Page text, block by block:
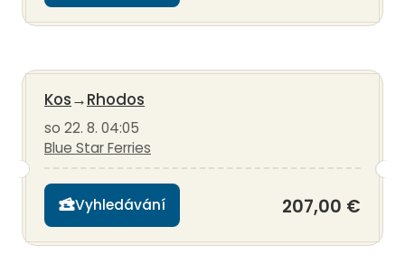
Kos→Rhodos
so 22. 8. 04:05
Blue Star Ferries
Vyhledávání 207,00 €